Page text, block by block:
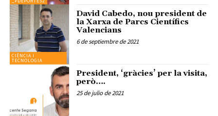
CIÈNCIA I
TECNOLOGIA
David Cabedo, nou president de
la Xarxa de Parcs Científics
Valencians
6 de septiembre de 2021
President, ‘gràcies’ per la visita,
però….
25 de julio de 2021